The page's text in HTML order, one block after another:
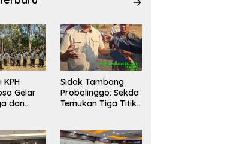
Pilihan
untuk
Harian
Bawa LHP BPK ke DPRD, Eko
Febriyanto Tantang Adu Data
Pengawasan Dewan
KPH
Gelar
dan
Sidak Tambang
Probolinggo: Sekda
Temukan Tiga Titik
Bertindak